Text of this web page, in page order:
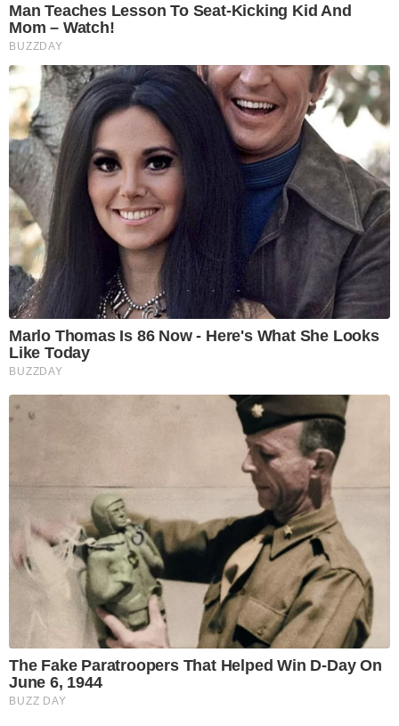
Man Teaches Lesson To Seat-Kicking Kid And
Mom – Watch!
BUZZDAY
Marlo Thomas Is 86 Now - Here's What She Looks
Like Today
BUZZDAY
The Fake Paratroopers That Helped Win D-Day On
June 6, 1944
BUZZ DAY